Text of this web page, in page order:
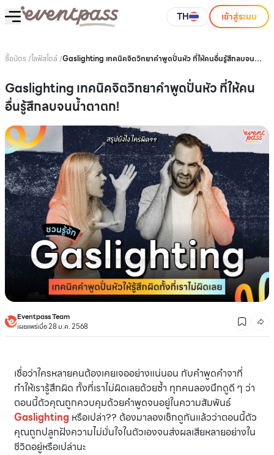
TH เข้าสู่ระบบ
ซื้อบัตร /ไลฟ์สไตล์/Gaslighting เทคนิคจิตวิทยาคำพูดปั่นหัว ที่ให้คนอื่นรู้สึกลบจน
Gaslighting เทคนิคจิตวิทยาคำพูดปั่นหัว ที่ให้คน
อื่นรู้สึกลบจนน้ำตาตก!
Eventpass Team
เผยแพร่เมื่อ 28 ม.ค. 2568
เชื่อว่าใครหลายคนต้องเคยเจออย่างแน่นอน กับคำพูดคำจาที่
ทำให้เรารู้สึกผิด ทั้งที่เราไม่ผิดเลยด้วยซ้ำ ทุกคนลองนึกดูดี ๆ ว่า
ตอนนี้ตัวคุณถูกควบคุมด้วยคำพูดจนอยู่ในความสัมพันธ์
Gaslighting หรือเปล่า?? ต้องมาลองเช็กดูกันแล้วว่าตอนนี้ตัว
คุณถูกปลูกฝังความไม่มั่นใจในตัวเองจนส่งผลเสียหลายอย่างใน
ชีวิตอยู่หรือเปล่านะ